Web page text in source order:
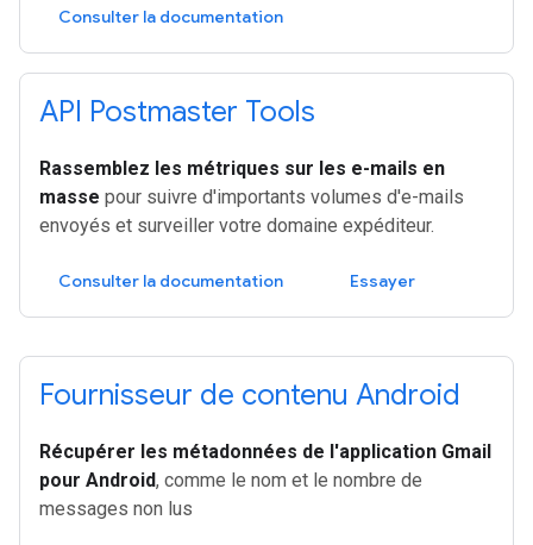
Consulter la documentation
API Postmaster Tools
Rassemblez les métriques sur les e-mails en
masse pour suivre d'importants volumes d'e-mails
envoyés et surveiller votre domaine expéditeur.
Consulter la documentation Essayer
Fournisseur de contenu Android
Récupérer les métadonnées de l'application Gmail
pour Android, comme le nom et le nombre de
messages non lus